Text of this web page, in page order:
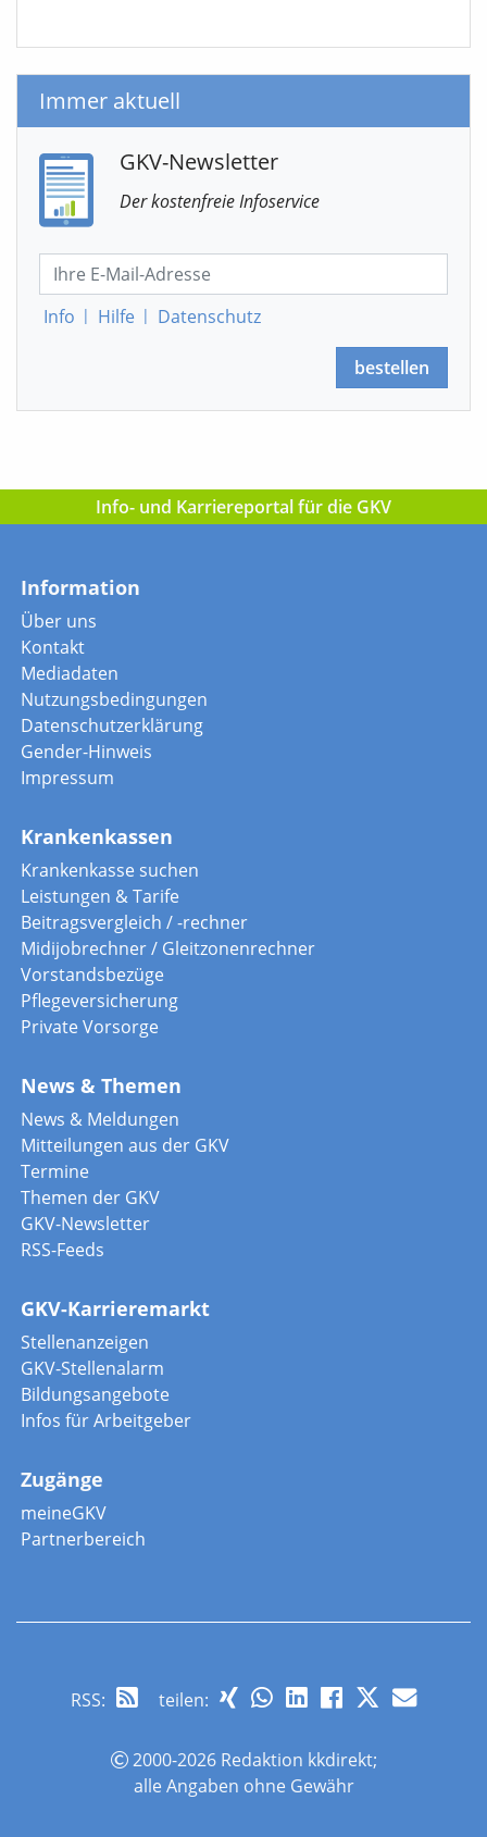
Immer aktuell
GKV-Newsletter
Der kostenfreie Infoservice
Info | Hilfe | Datenschutz
bestellen
Info- und Karriereportal für die GKV
Information
Über uns
Kontakt
Mediadaten
Nutzungsbedingungen
Datenschutzerklärung
Gender-Hinweis
Impressum
Krankenkassen
Krankenkasse suchen
Leistungen & Tarife
Beitragsvergleich / -rechner
Midijobrechner / Gleitzonenrechner
Vorstandsbezüge
Pflegeversicherung
Private Vorsorge
News & Themen
News & Meldungen
Mitteilungen aus der GKV
Termine
Themen der GKV
GKV-Newsletter
RSS-Feeds
GKV-Karrieremarkt
Stellenanzeigen
GKV-Stellenalarm
Bildungsangebote
Infos für Arbeitgeber
Zugänge
meineGKV
Partnerbereich
RSS: teilen:
2000-2026 Redaktion kkdirekt;
alle Angaben ohne Gewähr